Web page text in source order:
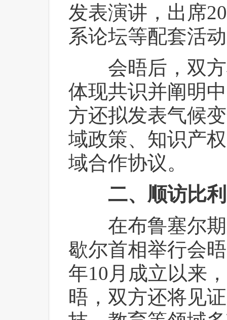
发表演讲，出席
系论坛等配套活
会晤后，双方
体现共识并阐明
方还拟发表气候
域政策、知识产
域合作协议。
二、顺访比
在布鲁塞尔期
歇尔首相举行会
年10月成立以来
晤，双方还将见